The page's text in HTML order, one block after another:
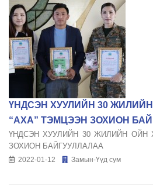
ҮНДСЭН ХУУЛИЙН 30
“АХА” ТЭМЦЭЭН ЗОХИОН
ҮНДСЭН ХУУЛИЙН 30 ЖИЛИЙН ОЙН
ЗОХИОН БАЙГУУЛЛАЛАА
2022-01-12 Замын-Үүд сум